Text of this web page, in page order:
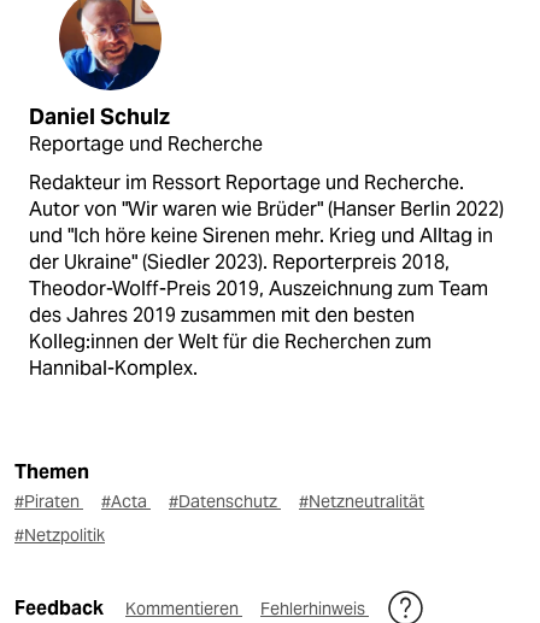
Daniel Schulz
Reportage und Recherche
Redakteur im Ressort Reportage und Recherche.
Autor von "Wir waren wie Brüder" (Hanser Berlin 2022)
und "Ich höre keine Sirenen mehr. Krieg und Alltag in
der Ukraine" (Siedler 2023). Reporterpreis 2018,
Theodor-Wolff-Preis 2019, Auszeichnung zum Team
des Jahres 2019 zusammen mit den besten
Kolleg:innen der Welt für die Recherchen zum
Hannibal-Komplex.
Themen
#Piraten #Acta #Datenschutz
#Netzneutralität
#Netzpolitik
Feedback Kommentieren Fehlerhinweis